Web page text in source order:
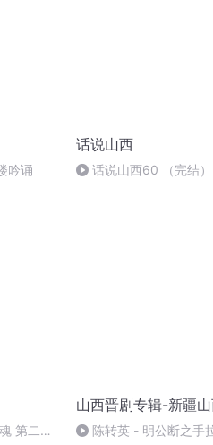
吟诵
话说山西
话说山西60 （完结）
第二节
山西晋剧专辑-新疆
陈转英 - 明公断之手